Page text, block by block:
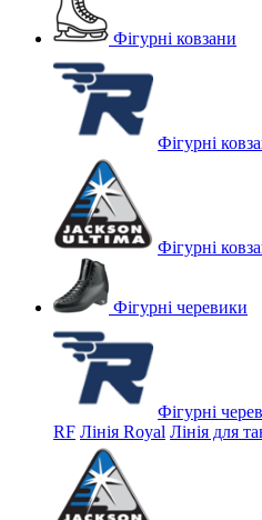
Фігурні ковзани
Фігурні
Фігурні
Фігурні черевики
Фігурні
RF Лінія Royal Лінія для